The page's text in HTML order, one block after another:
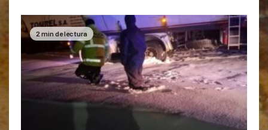
2 min de lectura